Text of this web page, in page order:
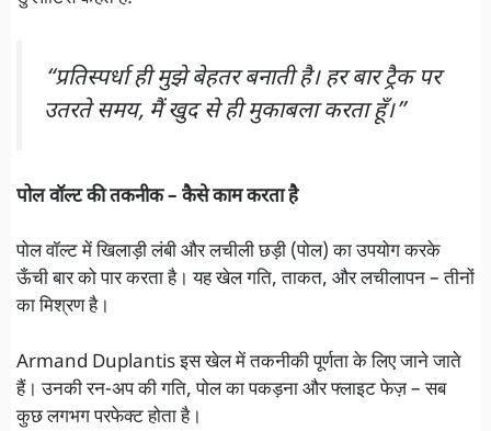
“प्रतिस्पर्धा ही मुझे बेहतर बनाती है। हर बार ट्रैक पर
उतरते समय, मैं खुद से ही मुकाबला करता हूँ।”
पोल वॉल्ट की तकनीक – कैसे काम करता है
पोल वॉल्ट में खिलाड़ी लंबी और लचीली छड़ी (पोल) का उपयोग करके
ऊँची बार को पार करता है। यह खेल गति, ताकत, और लचीलापन – तीनों
का मिश्रण है।
Armand Duplantis इस खेल में तकनीकी पूर्णता के लिए जाने जाते
हैं। उनकी रन-अप की गति, पोल का पकड़ना और फ्लाइट फेज़ – सब
कुछ लगभग परफेक्ट होता है।